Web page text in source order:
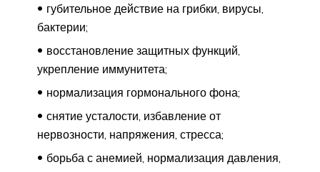
губительное действие на грибки, вирусы,
бактерии;
восстановление защитных функций,
укрепление иммунитета;
нормализация гормонального фона;
снятие усталости, избавление от
нервозности, напряжения, стресса;
борьба с анемией, нормализация давления,